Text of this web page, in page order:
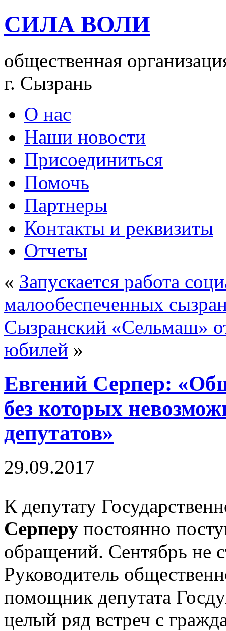
СИЛА ВОЛИ
общественная
г. Сызрань
О нас
Наши новости
Присоединиться
Помочь
Партнеры
Контакты и реквизиты
Отчеты
« Запускается работа
малообеспеченных
Сызранский «Сельмаш»
юбилей »
Евгений Серпер:
без которых
депутатов»
29.09.2017
К депутату
Серперу постоянно
обращений. Сентябрь не
Руководитель
помощник депутата
целый ряд встреч с